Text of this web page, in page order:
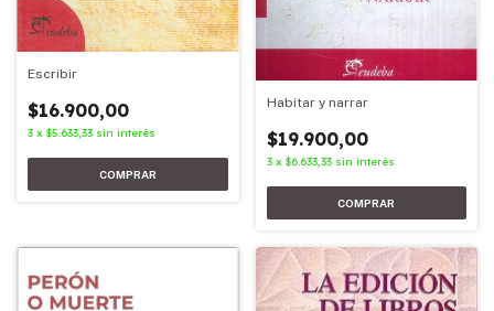
Escribir
$16.900,00
3 x $5.633,33 sin interés
Habitar y narrar
$19.900,00
3 x $6.633,33 sin interés